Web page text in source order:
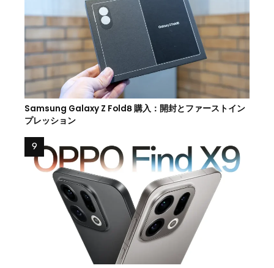
Samsung Galaxy Z Fold8 購入：開封とファーストイン
プレッション